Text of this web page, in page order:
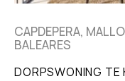
CAPDEPERA,
BALEARES
DORPSWONING TE